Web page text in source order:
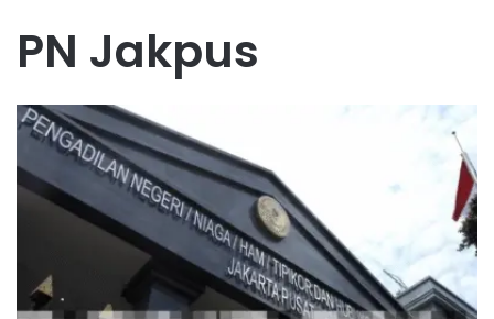
PN Jakpus